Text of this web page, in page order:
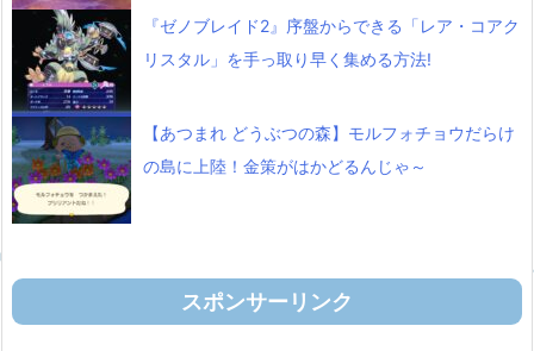
『ゼノブレイド2』序盤からできる「レア・コアク
リスタル」を手っ取り早く集める方法!
【あつまれ どうぶつの森】モルフォチョウだらけ
の島に上陸！金策がはかどるんじゃ～
スポンサーリンク